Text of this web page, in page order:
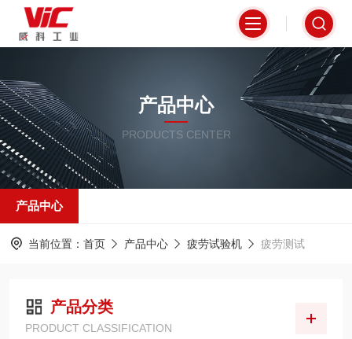
产品中心
PRODUCTS CENTER
产品中心
当前位置： 首页 产品中心 疲劳试验机 疲劳测试
产品分类
PRODUCT CLASSIFICATION